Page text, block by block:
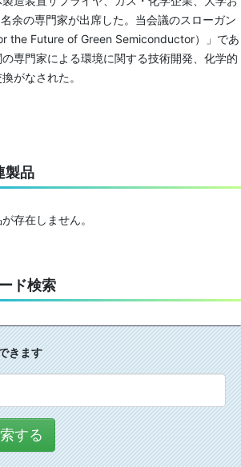
余の専門家が出席した。当会議のスローガン
the Future of Green Semiconductor）」であ
専門家による環境に関する技術開発、化学的
がなされた。
製品
存在しません。
ド検索
きます
する